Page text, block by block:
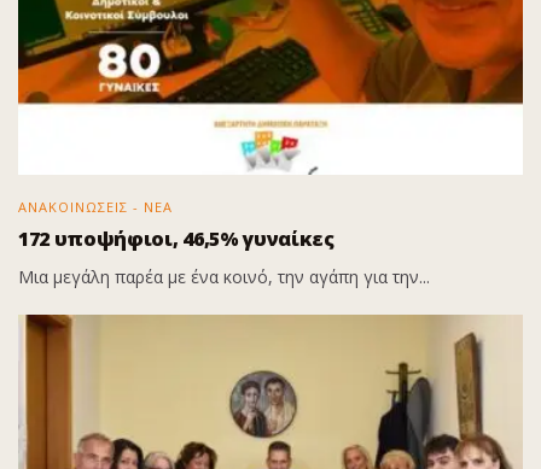
ΑΝΑΚΟΙΝΩΣΕΙΣ - ΝΕΑ
172 υποψήφιοι, 46,5% γυναίκες
Μια μεγάλη παρέα με ένα κοινό, την αγάπη για την...